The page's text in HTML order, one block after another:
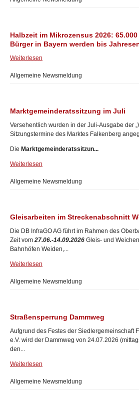
Halbzeit im Mikrozensus 2026:
Bürger in Bayern werden bis
Weiterlesen
Allgemeine Newsmeldung
Marktgemeinderatssitzung im Juli
Versehentlich wurden in der Juli-Ausgabe der
Sitzungstermine des Marktes Falkenberg
Die Marktgemeinderatssitzun...
Weiterlesen
Allgemeine Newsmeldung
Gleisarbeiten im Streckenabschnitt
Die DB InfraGO AG führt im Rahmen des
Zeit vom 27.06.-14.09.2026 Gleis- und
Bahnhöfen Weiden,...
Weiterlesen
Allgemeine Newsmeldung
Straßensperrung Dammweg
Aufgrund des Festes der Siedlergemeinschaft
e.V. wird der Dammweg von 24.07.2026
den...
Weiterlesen
Allgemeine Newsmeldung